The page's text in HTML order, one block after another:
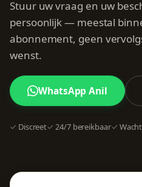
Stuur uw vraag en uw
persoonlijk — meestal
abonnement, geen
wenst.
WhatsApp Anil
✓ Discreet✓ 24/7 bereikbaar✓